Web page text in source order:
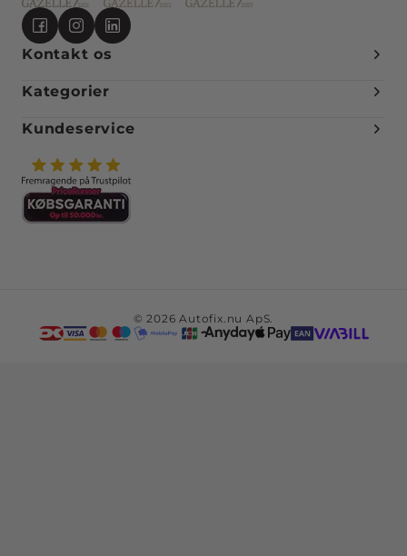
Kontakt os
Kategorier
Kundeservice
© 2026 Autofix.nu ApS.